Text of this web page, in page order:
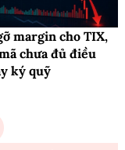
margin cho TIX,
chưa đủ điều
ký quỹ